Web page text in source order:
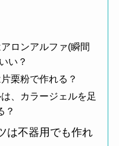
ロンアルファ(瞬間
い？
栗粉で作れる？
、カラージェルを足
？
は不器用でも作れ